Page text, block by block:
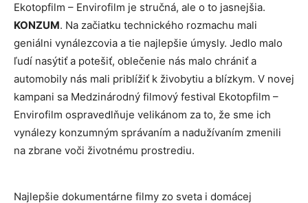
Ekotopfilm – Envirofilm je stručná, ale o to jasnejšia.
KONZUM. Na začiatku technického rozmachu mali
geniálni vynálezcovia a tie najlepšie úmysly. Jedlo malo
ľudí nasýtiť a potešiť, oblečenie nás malo chrániť a
automobily nás mali priblížiť k živobytiu a blízkym. V novej
kampani sa Medzinárodný filmový festival Ekotopfilm –
Envirofilm ospravedlňuje velikánom za to, že sme ich
vynálezy konzumným správaním a nadužívaním zmenili
na zbrane voči životnému prostrediu.
Najlepšie dokumentárne filmy zo sveta i domácej